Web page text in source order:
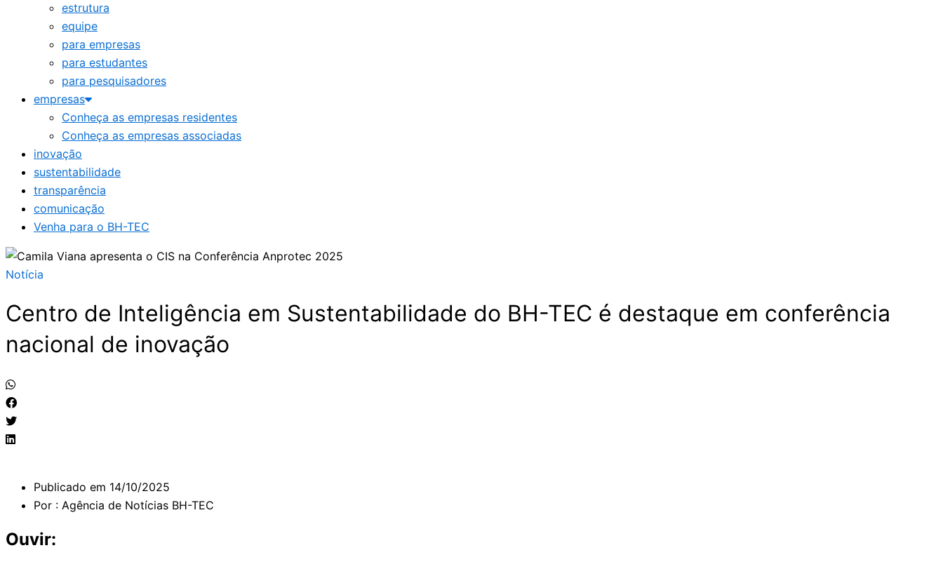
estrutura
equipe
para empresas
para estudantes
para pesquisadores
empresas
Conheça as empresas residentes
Conheça as empresas associadas
inovação
sustentabilidade
transparência
comunicação
Venha para o BH-TEC
Notícia
Centro de Inteligência em Sustentabilidade do BH-TEC é destaque em conferência
nacional de inovação
Publicado em 14/10/2025
Por : Agência de Notícias BH-TEC
Ouvir: